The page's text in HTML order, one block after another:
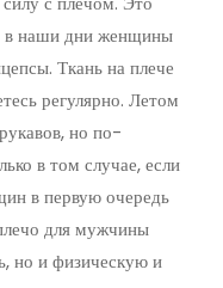
в наши дни женщины
Ткань на плече
регулярно. Летом
но по-
в том случае, если
в первую очередь
для мужчины
но и физическую и